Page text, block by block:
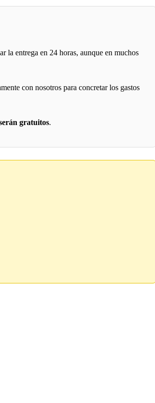
la entrega en 24 horas, aunque en muchos
con nosotros para concretar los gastos
gratuitos.